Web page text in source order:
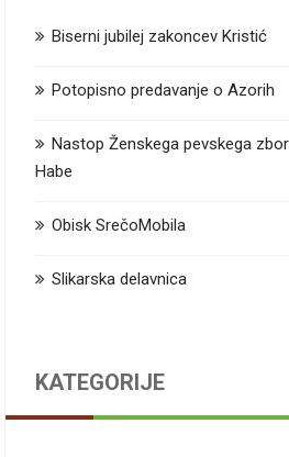
Biserni jubilej zakoncev Kristić
Potopisno predavanje o Azorih
Nastop Ženskega pevskega
Habe
Obisk SrečoMobila
Slikarska delavnica
KATEGORIJE